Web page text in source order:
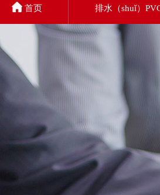
PVC排水管
首页 排水（shuǐ）
联（lián）